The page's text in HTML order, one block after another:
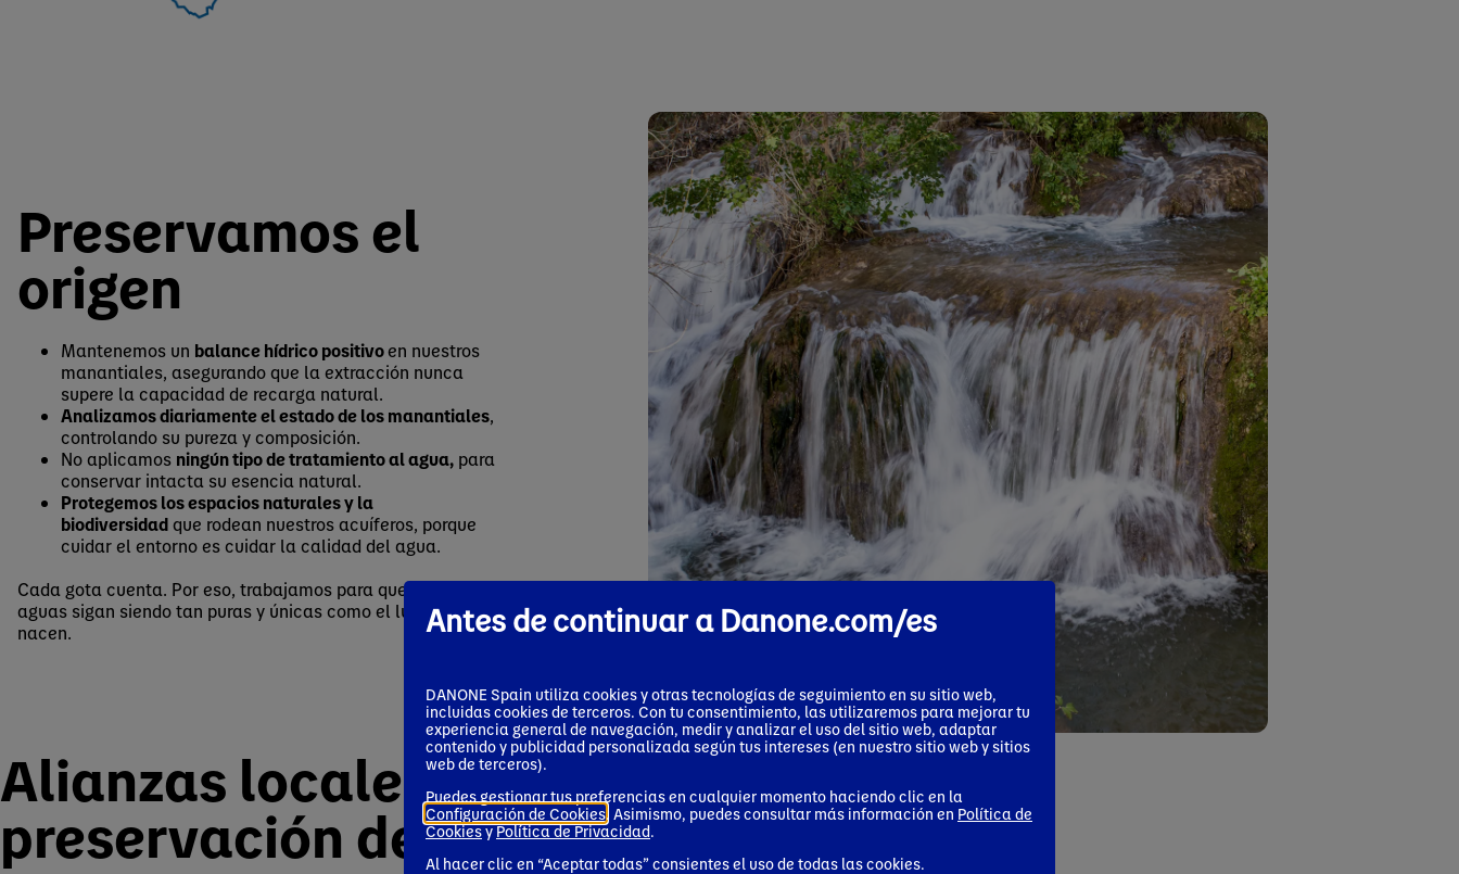
Antes de continuar a Danone.com/es
DANONE Spain utiliza cookies y otras tecnologías de seguimiento en su sitio web,
incluidas cookies de terceros. Con tu consentimiento, las utilizaremos para mejorar tu
experiencia general de navegación, medir y analizar el uso del sitio web, adaptar
contenido y publicidad personalizada según tus intereses (en nuestro sitio web y sitios
web de terceros).
Puedes gestionar tus preferencias en cualquier momento haciendo clic en la
Configuración de Cookies. Asimismo, puedes consultar más información en Política de
CookiesyPolítica de Privacidad.
Al hacer clic en “Aceptar todas” consientes el uso de todas las cookies.
Preservamos el
origen
Mantenemos un balance hídrico positivoen nuestros
manantiales, asegurando que la extracción nunca
supere la capacidad de recarga natural.
Analizamos diariamente el estado de los manantiales,
controlando su pureza y composición.
No aplicamos ningún tipo de tratamiento al agua, para
conservar intacta su esencia natural.
Protegemos los espacios naturales y la
biodiversidadque rodean nuestros acuíferos, porque
cuidar el entorno es cuidar la calidad del agua.
Cada gota cuenta. Por eso, trabajamos para que nuestras
aguas sigan siendo tan puras y únicas como el lugar donde
nacen.
Alianzas locales para la
preservación del entorno